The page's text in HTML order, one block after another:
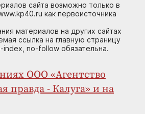
сайта возможно только в
как первоисточника
материалов на других сайтах
ссылка на главную страницу
index, no-follow обязательна.
ООО «Агентство
правда - Калуга» и на